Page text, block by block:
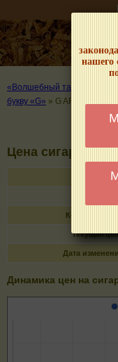
нашего
«Волшебный табачок» – о
букву «G» » G ARMANI
Цена сигарет G
Кол-во в
Текущая
Дата
Динамика цен на